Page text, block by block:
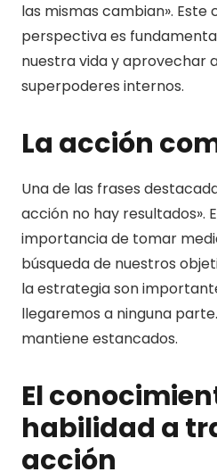
las mismas cambian». Este
perspectiva es
nuestra vida y aprovechar
superpoderes internos.
La acción
Una de las frases
acción no hay resultados».
importancia de tomar
búsqueda de nuestros
la estrategia son
llegaremos a ninguna
mantiene estancados.
El
habilidad a
acción